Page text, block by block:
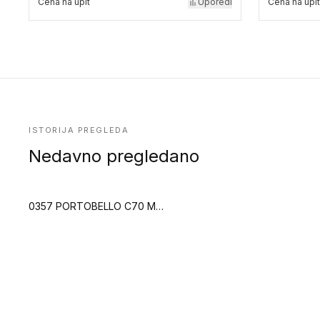
ISTORIJA PREGLEDA
Nedavno pregledano
0357 PORTOBELLO C70 MEGACLIC (Creation 70 Megaclic)